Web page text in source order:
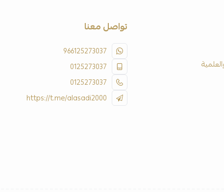
تواصل معنا
966125273037
0125273037
0125273037
https://t.me/alasadi2000